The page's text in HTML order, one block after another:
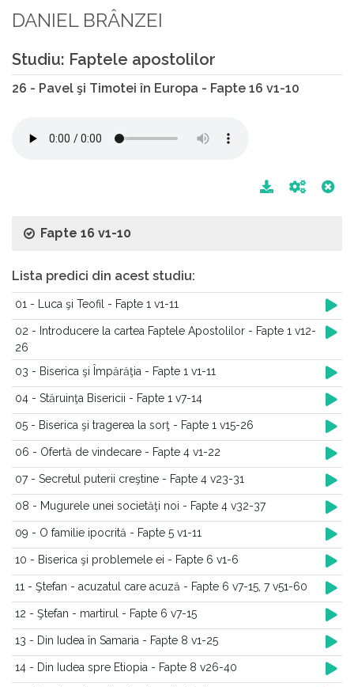
DANIEL BRÂNZEI
Studiu: Faptele apostolilor
26 - Pavel şi Timotei în Europa - Fapte 16 v1-10
Fapte 16 v1-10
Lista predici din acest studiu:
01 - Luca şi Teofil - Fapte 1 v1-11
02 - Introducere la cartea Faptele Apostolilor - Fapte 1 v12-
26
03 - Biserica şi Împărăţia - Fapte 1 v1-11
04 - Stăruinţa Bisericii - Fapte 1 v7-14
05 - Biserica şi tragerea la sorţ - Fapte 1 v15-26
06 - Ofertă de vindecare - Fapte 4 v1-22
07 - Secretul puterii creştine - Fapte 4 v23-31
08 - Mugurele unei societăţi noi - Fapte 4 v32-37
09 - O familie ipocrită - Fapte 5 v1-11
10 - Biserica şi problemele ei - Fapte 6 v1-6
11 - Ştefan - acuzatul care acuză - Fapte 6 v7-15, 7 v51-60
12 - Ştefan - martirul - Fapte 6 v7-15
13 - Din Iudea în Samaria - Fapte 8 v1-25
14 - Din Iudea spre Etiopia - Fapte 8 v26-40